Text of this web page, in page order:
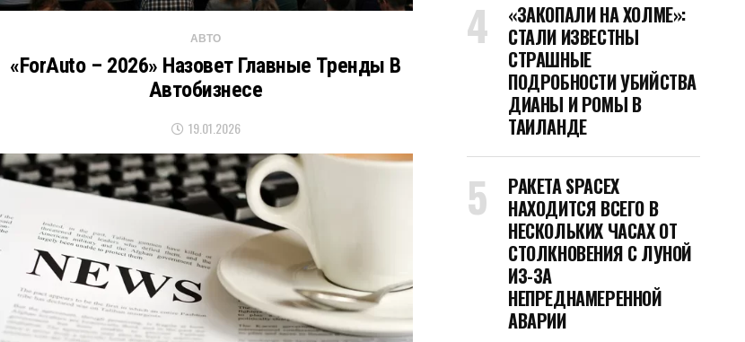
АВТО
«ForAuto – 2026» Назовет Главные Тренды В
Автобизнесе
19.01.2026
«ЗАКОПАЛИ НА ХОЛМЕ»:
СТАЛИ ИЗВЕСТНЫ
СТРАШНЫЕ
ПОДРОБНОСТИ УБИЙСТВА
ДИАНЫ И РОМЫ В
ТАИЛАНДЕ
РАКЕТА SPACEX
НАХОДИТСЯ ВСЕГО В
НЕСКОЛЬКИХ ЧАСАХ ОТ
СТОЛКНОВЕНИЯ С ЛУНОЙ
ИЗ-ЗА
НЕПРЕДНАМЕРЕННОЙ
АВАРИИ